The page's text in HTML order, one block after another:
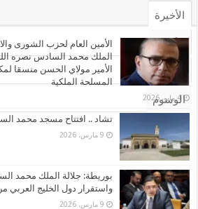
الأخيرة
الأشهر
تعليقات
الوسوم
الأمين العام لحزب الشورى
الملك محمد السادس نصره
الأمير مولاي الحسن منسقا
المسلحة الملكية
4 مايو، 2026
تشاد .. افتتاح مسجد محمد
9 مارس، 2026
بوريطة: جلالة الملك محمد
واستقرار دول الخليج العربي
9 مارس، 2026